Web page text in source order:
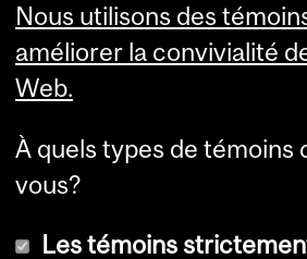
Nous utilisons des
améliorer la convivialité
Web.
À quels types de témoins
vous?
Les témoins